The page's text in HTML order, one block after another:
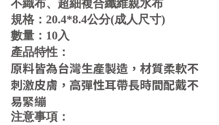
不織布、超細複合纖維親水布
規格： 20.4*8.4公分(成人尺寸)
數量： 10入
產品特性：
原料皆為台灣生產製造，材質柔軟不
刺激皮膚，高彈性耳帶長時間配戴不
易緊繃
注意事項：